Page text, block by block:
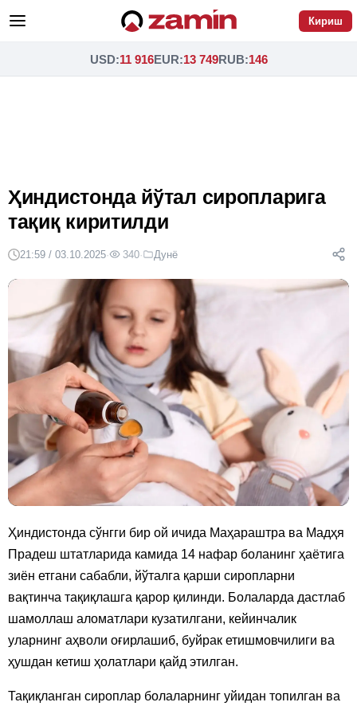
Кириш
USD:11 916EUR:13 749RUB:146
Ҳиндистонда йўтал сиропларига
тақиқ киритилди
21:59 / 03.10.2025· 340· Дунё
Ҳиндистонда сўнгги бир ой ичида Маҳараштра ва Мадҳя
Прадеш штатларида камида 14 нафар боланинг ҳаётига
зиён етгани сабабли, йўталга қарши сиропларни
вақтинча тақиқлашга қарор қилинди. Болаларда дастлаб
шамоллаш аломатлари кузатилгани, кейинчалик
уларнинг аҳволи оғирлашиб, буйрак етишмовчилиги ва
ҳушдан кетиш ҳолатлари қайд этилган.
Тақиқланган сироплар болаларнинг уйидан топилган ва